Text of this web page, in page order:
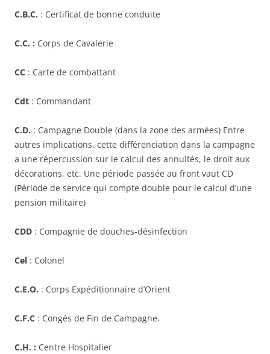
C.B.C. : Certificat de bonne conduite
C.C. : Corps de Cavalerie
CC : Carte de combattant
Cdt : Commandant
C.D. : Campagne Double (dans la zone des armées) Entre
autres implications, cette différenciation dans la campagne
a une répercussion sur le calcul des annuités, le droit aux
décorations, etc. Une période passée au front vaut CD
(Période de service qui compte double pour le calcul d’une
pension militaire)
CDD : Compagnie de douches-désinfection
Cel : Colonel
C.E.O. : Corps Expéditionnaire d’Orient
C.F.C : Congés de Fin de Campagne.
C.H. : Centre Hospitalier